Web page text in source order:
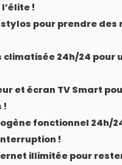
!
pour prendre des
climatisée 24h/24 pour
et écran TV Smart
!
fonctionnel 24h/
!
illimitée pour